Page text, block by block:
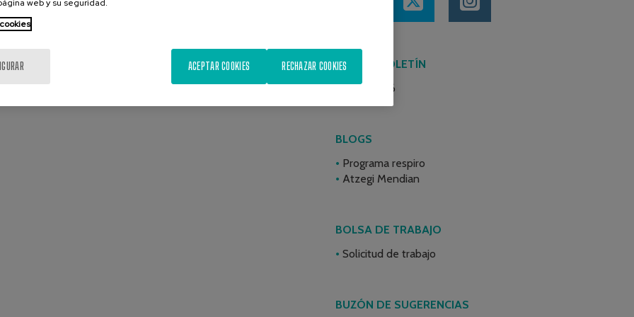
ÚLTIMO BOLETÍN
Junio 2026
BLOGS
Programa respiro
Atzegi Mendian
BOLSA DE TRABAJO
Solicitud de trabajo
BUZÓN DE SUGERENCIAS
web y su seguridad.
RECHAZAR COOKIES
ACEPTAR COOKIES